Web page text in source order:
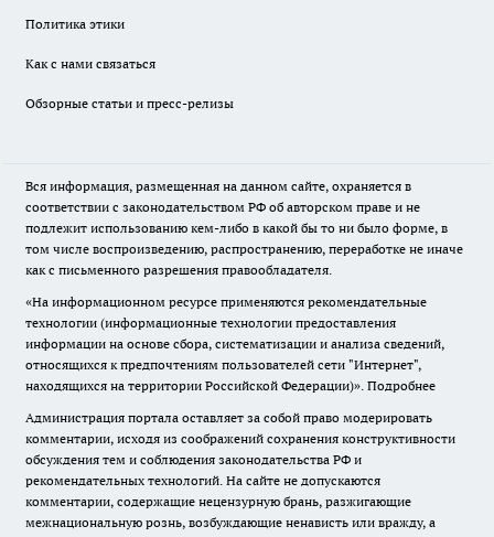
Политика этики
Как с нами связаться
Обзорные статьи и пресс-релизы
Вся информация, размещенная на данном сайте, охраняется в
соответствии с законодательством РФ об авторском праве и не
подлежит использованию кем-либо в какой бы то ни было форме, в
том числе воспроизведению, распространению, переработке не иначе
как с письменного разрешения правообладателя.
«На информационном ресурсе применяются рекомендательные
технологии (информационные технологии предоставления
информации на основе сбора, систематизации и анализа сведений,
относящихся к предпочтениям пользователей сети "Интернет",
находящихся на территории Российской Федерации)». Подробнее
Администрация портала оставляет за собой право модерировать
комментарии, исходя из соображений сохранения конструктивности
обсуждения тем и соблюдения законодательства РФ и
рекомендательных технологий. На сайте не допускаются
комментарии, содержащие нецензурную брань, разжигающие
межнациональную рознь, возбуждающие ненависть или вражду, а